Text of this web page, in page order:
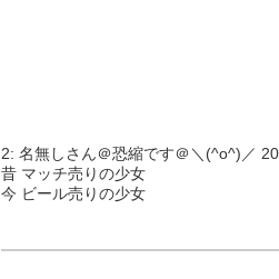
2: 名無しさん＠恐縮です＠＼(^o^)／
昔 マッチ売りの少女
今 ビール売りの少女